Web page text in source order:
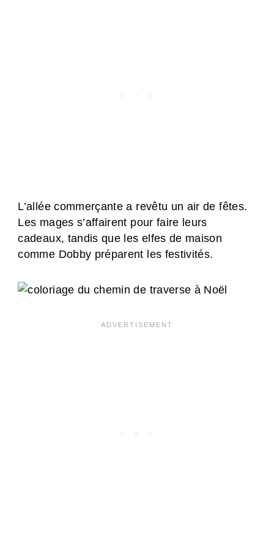
L’allée commerçante a revêtu un air de fêtes.
Les mages s’affairent pour faire leurs
cadeaux, tandis que les elfes de maison
comme Dobby préparent les festivités.